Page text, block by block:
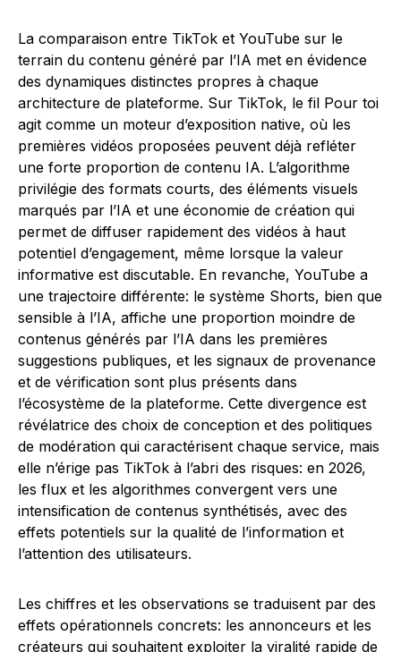
La comparaison entre TikTok et YouTube sur le
terrain du contenu généré par l’IA met en évidence
des dynamiques distinctes propres à chaque
architecture de plateforme. Sur TikTok, le fil Pour toi
agit comme un moteur d’exposition native, où les
premières vidéos proposées peuvent déjà refléter
une forte proportion de contenu IA. L’algorithme
privilégie des formats courts, des éléments visuels
marqués par l’IA et une économie de création qui
permet de diffuser rapidement des vidéos à haut
potentiel d’engagement, même lorsque la valeur
informative est discutable. En revanche, YouTube a
une trajectoire différente: le système Shorts, bien que
sensible à l’IA, affiche une proportion moindre de
contenus générés par l’IA dans les premières
suggestions publiques, et les signaux de provenance
et de vérification sont plus présents dans
l’écosystème de la plateforme. Cette divergence est
révélatrice des choix de conception et des politiques
de modération qui caractérisent chaque service, mais
elle n’érige pas TikTok à l’abri des risques: en 2026,
les flux et les algorithmes convergent vers une
intensification de contenus synthétisés, avec des
effets potentiels sur la qualité de l’information et
l’attention des utilisateurs.
Les chiffres et les observations se traduisent par des
effets opérationnels concrets: les annonceurs et les
créateurs qui souhaitent exploiter la viralité rapide de